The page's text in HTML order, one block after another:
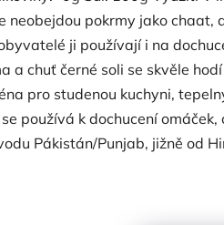
neobejdou pokrmy jako
ji používají i na
a chuť černé soli se skvěle
pro studenou kuchyni,
používá k dochucení
Pákistán/Punjab, jižně od